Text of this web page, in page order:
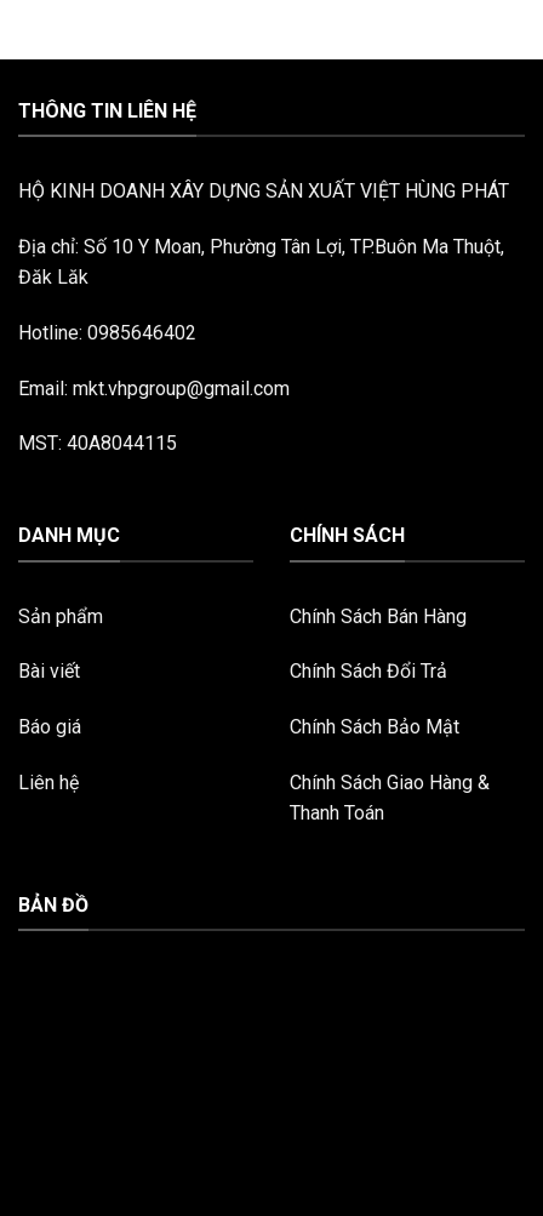
THÔNG TIN LIÊN HỆ
HỘ KINH DOANH XÂY DỰNG SẢN XUẤT VIỆT HÙNG PHÁT
Địa chỉ: Số 10 Y Moan, Phường Tân Lợi, TP.Buôn Ma Thuột,
Đăk Lăk
Hotline: 0985646402
Email: mkt.vhpgroup@gmail.com
MST: 40A8044115
DANH MỤC
Sản phẩm
Bài viết
Báo giá
Liên hệ
CHÍNH SÁCH
Chính Sách Bán Hàng
Chính Sách Đổi Trả
Chính Sách Bảo Mật
Chính Sách Giao Hàng &
Thanh Toán
BẢN ĐỒ